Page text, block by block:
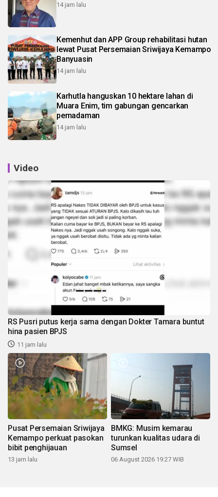
14 jam lalu
Kemenhut dan APP Group rehabilitasi hutan
lewat Pusat Persemaian Sriwijaya Kemampo
Banyuasin
14 jam lalu
Karhutla hanguskan 10 hektare lahan di
Muara Enim, tim gabungan gencarkan
pemadaman
14 jam lalu
Video
RS Pusri putus kerja sama dengan Dokter Tamara buntut
hina pasien BPJS
11 jam lalu
Pusat Persemaian Sriwijaya
Kemampo perkuat pasokan
bibit penghijauan
13 jam lalu
BMKG: Musim kemarau
turunkan kualitas udara di
Sumsel
06 August 2026 19:27 WIB